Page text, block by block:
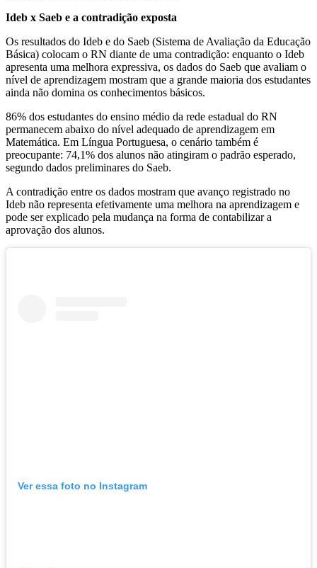
Ideb x Saeb e a contradição exposta
Os resultados do Ideb e do Saeb (Sistema de Avaliação da Educação
Básica) colocam o RN diante de uma contradição: enquanto o Ideb
apresenta uma melhora expressiva, os dados do Saeb que avaliam o
nível de aprendizagem mostram que a grande maioria dos estudantes
ainda não domina os conhecimentos básicos.
86% dos estudantes do ensino médio da rede estadual do RN
permanecem abaixo do nível adequado de aprendizagem em
Matemática. Em Língua Portuguesa, o cenário também é
preocupante: 74,1% dos alunos não atingiram o padrão esperado,
segundo dados preliminares do Saeb.
A contradição entre os dados mostram que avanço registrado no
Ideb não representa efetivamente uma melhora na aprendizagem e
pode ser explicado pela mudança na forma de contabilizar a
aprovação dos alunos.
Ver essa foto no Instagram